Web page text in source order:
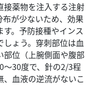
接薬物を注入する注射
が少ないため、効果
。予防接種やインス
しょう。穿刺部位は血
部位（上腕側面や腹部
〜30度で、針の2/3程
血液の逆流がないこ